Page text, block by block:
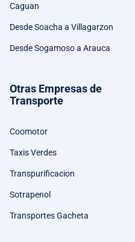
Caguan
Desde Soacha a Villagarzon
Desde Sogamoso a Arauca
Otras Empresas de
Transporte
Coomotor
Taxis Verdes
Transpurificacion
Sotrapenol
Transportes Gacheta